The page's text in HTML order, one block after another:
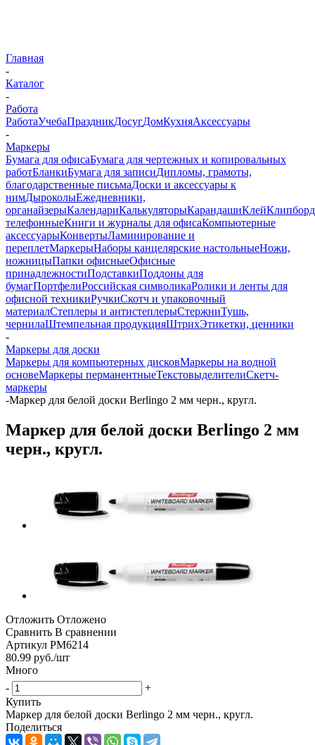
Главная
-
Каталог
-
Работа
РаботаУчебаПраздникДосугДомКухняАксессуары
-
Маркеры
Бумага для офисаБумага для чертежных и копировальных
работБланкиБумага для записиДипломы, грамоты,
благодарственные письмаДоски и аксессуары к
нимДыроколыЕжедневники,
органайзерыКалендариКалькуляторыКарандашиКлей
телефонныеКниги и журналы для офисаКомпьютерные
аксессуарыКонвертыЛаминирование и
переплетМаркерыНаборы канцелярские настольныеНожи,
ножницыПапки офисныеОфисные
принадлежностиПодставкиПоддоны для
бумагПортфелиРоссийская символикаРолики и ленты для
офисной техникиРучкиСкотч и упаковочный
материалСтеплеры и антистеплерыСтержниТушь,
чернилаШтемпельная продукцияШтрихЭтикетки, ценники
-
Маркеры для доски
Маркеры для компьютерных дисковМаркеры на водной
основеМаркеры перманентныеТекстовыделителиСкетч-
маркеры
-Маркер для белой доски Berlingo 2 мм черн., кругл.
Маркер для белой доски Berlingo 2 мм
черн., кругл.
Отложить Отложено
Сравнить В сравнении
Артикул РМ6214
80.99 руб./шт
Много
-
+
Купить
Маркер для белой доски Berlingo 2 мм черн., кругл.
Поделиться